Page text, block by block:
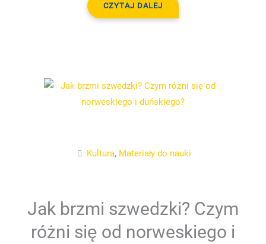
CZYTAJ DALEJ
Kultura, Materiały do nauki
Jak brzmi szwedzki? Czym
różni się od norweskiego i